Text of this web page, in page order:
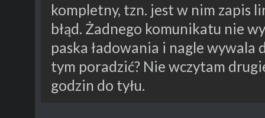
kompletny, tzn. jest w nim zapis
błąd. Żadnego komunikatu nie
paska ładowania i nagle
tym poradzić? Nie wczytam
godzin do tyłu.